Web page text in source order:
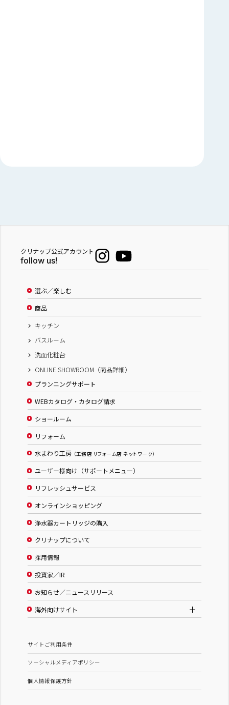
クリナップ公式アカウント
follow us!
選ぶ／楽しむ
商品
キッチン
バスルーム
洗面化粧台
ONLINE SHOWROOM（商品詳細）
プランニングサポート
WEBカタログ・カタログ請求
ショールーム
リフォーム
水まわり工房 （工務店 リフォーム店 ネットワーク）
ユーザー様向け（サポートメニュー）
リフレッシュサービス
オンラインショッピング
浄水器カートリッジの購入
クリナップについて
採用情報
投資家／IR
お知らせ／ニュースリリース
海外向けサイト
サイトご利用条件
ソーシャルメディアポリシー
個人情報保護方針